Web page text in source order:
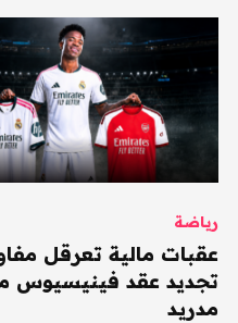
رياضة
عقبات مالية تعرقل
تجديد عقد فينيسيوس
مدريد